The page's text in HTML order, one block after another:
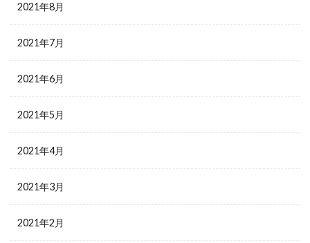
2021年8月
2021年7月
2021年6月
2021年5月
2021年4月
2021年3月
2021年2月